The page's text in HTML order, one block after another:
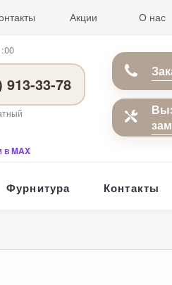
Акции О нас
913-33-78
в MAX
Фурнитура Контакты